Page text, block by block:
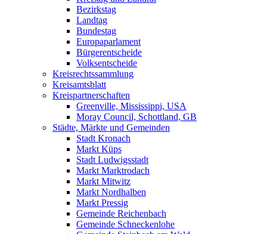
Bezirkstag
Landtag
Bundestag
Europaparlament
Bürgerentscheide
Volksentscheide
Kreisrechtssammlung
Kreisamtsblatt
Kreispartnerschaften
Greenville, Mississippi, USA
Moray Council, Schottland, GB
Städte, Märkte und Gemeinden
Stadt Kronach
Markt Küps
Stadt Ludwigsstadt
Markt Marktrodach
Markt Mitwitz
Markt Nordhalben
Markt Pressig
Gemeinde Reichenbach
Gemeinde Schneckenlohe